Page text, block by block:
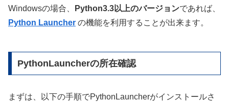
Windowsの場合、 Python3.3以上のバージョンであれば、
Python Launcher の機能を利用することが出来ます。
PythonLauncherの所在確認
まずは、以下の手順でPythonLauncherがインストールさ